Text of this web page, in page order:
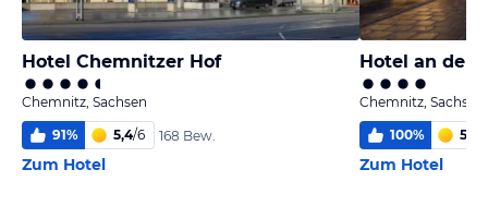
Hotel Chemnitzer Hof
Chemnitz, Sachsen
91% 5,4/6 168 Bew.
Zum Hotel
Hotel an der
Chemnitz, Sachsen
100% 5,5
Zum Hotel